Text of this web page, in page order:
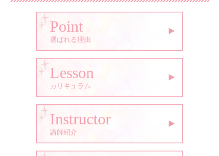
Point
選ばれる理由
Lesson
カリキュラム
Instructor
講師紹介